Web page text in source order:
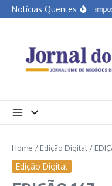
Ir para o conteúdo
Notícias QuentesJoão
Home / Edição Digital /
Edição Digital